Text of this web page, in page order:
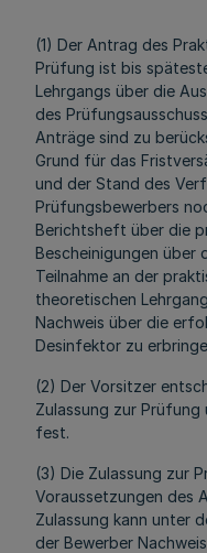
(1) Der Antrag des
Prüfung ist bis
Lehrgangs über die
des
Anträge sind zu
Grund für das
und der Stand des
Prüfungsbewerbers
Berichtsheft über die
Bescheinigungen über
Teilnahme an der
theoretischen
Nachweis über die
Desinfektor zu
(2) Der Vorsitzer
Zulassung zur
fest.
(3) Die Zulassung zur
Voraussetzungen des
Zulassung kann unter
der Bewerber